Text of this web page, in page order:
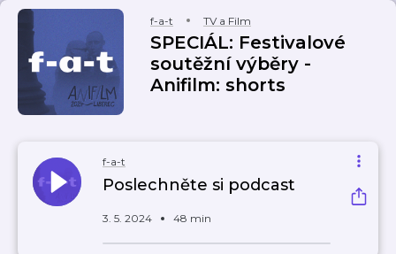
f-a-t TV a Film
SPECIÁL: Festivalové
soutěžní výběry -
Anifilm: shorts
f-a-t
Poslechněte si podcast
3. 5. 2024 48 min